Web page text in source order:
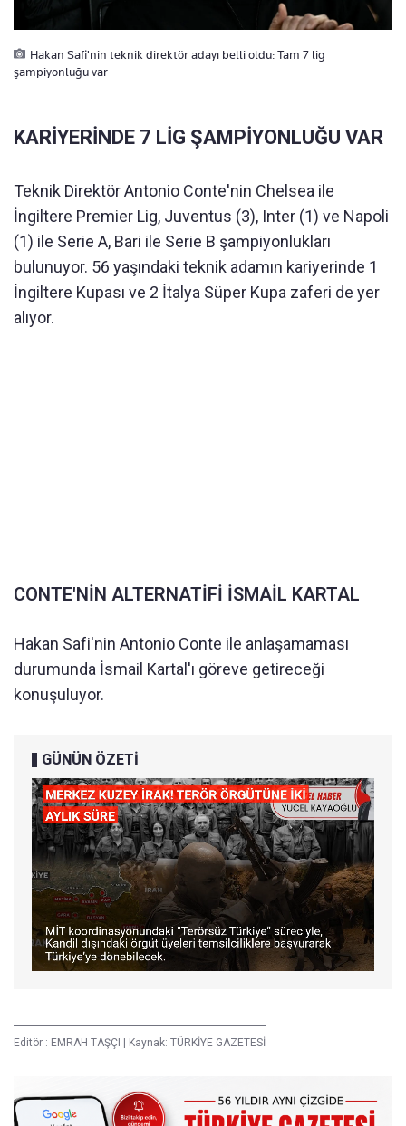
Hakan Safi'nin teknik direktör adayı belli oldu: Tam 7 lig
şampiyonluğu var
KARİYERİNDE 7 LİG ŞAMPİYONLUĞU VAR
Teknik Direktör Antonio Conte'nin Chelsea ile
İngiltere Premier Lig, Juventus (3), Inter (1) ve Napoli
(1) ile Serie A, Bari ile Serie B şampiyonlukları
bulunuyor. 56 yaşındaki teknik adamın kariyerinde 1
İngiltere Kupası ve 2 İtalya Süper Kupa zaferi de yer
alıyor.
CONTE'NİN ALTERNATİFİ İSMAİL KARTAL
Hakan Safi'nin Antonio Conte ile anlaşamaması
durumunda İsmail Kartal'ı göreve getireceği
konuşuluyor.
GÜNÜN ÖZETİ
Editör : EMRAH TAŞÇI | Kaynak: TÜRKİYE GAZETESİ